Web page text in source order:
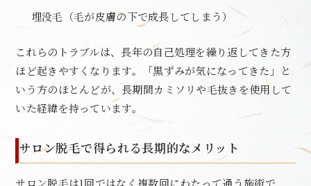
埋没毛（毛が皮膚の下で成長してしまう）
これらのトラブルは、長年の自己処理を繰り返してきた方
ほど起きやすくなります。「黒ずみが気になってきた」と
いう方のほとんどが、長期間カミソリや毛抜きを使用して
いた経緯を持っています。
サロン脱毛で得られる長期的なメリット
サロン脱毛は1回ではなく複数回にわたって通う施術で